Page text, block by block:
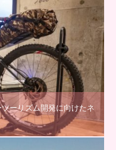
ーリズム開発に向けたネ